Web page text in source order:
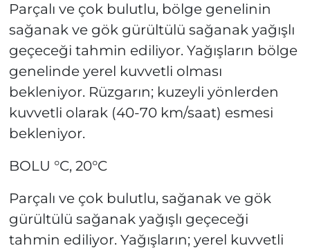
Parçalı ve çok bulutlu, bölge genelinin
sağanak ve gök gürültülü sağanak yağışlı
geçeceği tahmin ediliyor. Yağışların bölge
genelinde yerel kuvvetli olması
bekleniyor. Rüzgarın; kuzeyli yönlerden
kuvvetli olarak (40-70 km/saat) esmesi
bekleniyor.
BOLU °C, 20°C
Parçalı ve çok bulutlu, sağanak ve gök
gürültülü sağanak yağışlı geçeceği
tahmin ediliyor. Yağışların; yerel kuvvetli